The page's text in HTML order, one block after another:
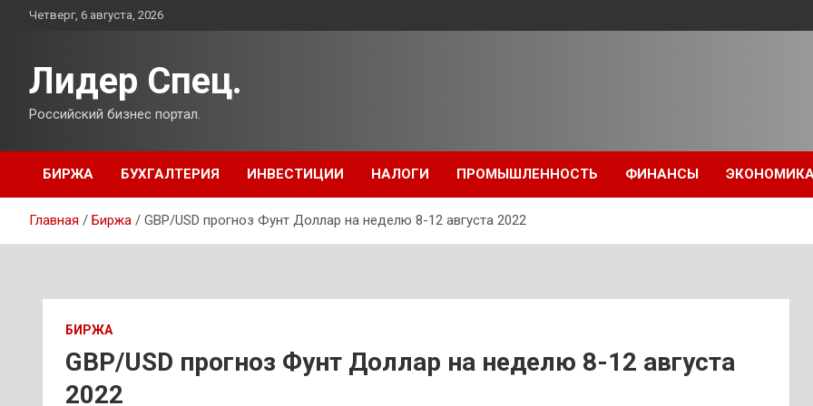
ПерейтиЧетверг, 6 августа, 2026
Лидер Спец.
Российский бизнес портал.
БИРЖА БУХГАЛТЕРИЯ ИНВЕСТИЦИИ НАЛОГИ ПРОМЫШЛЕННОСТЬ ФИНАНСЫ
Главная Биржа GBP/USD прогноз Фунт Доллар на неделю 8-12 августа 2022
БИРЖА
GBP/USD прогноз Фунт Доллар на неделю 8-12 августа
2022